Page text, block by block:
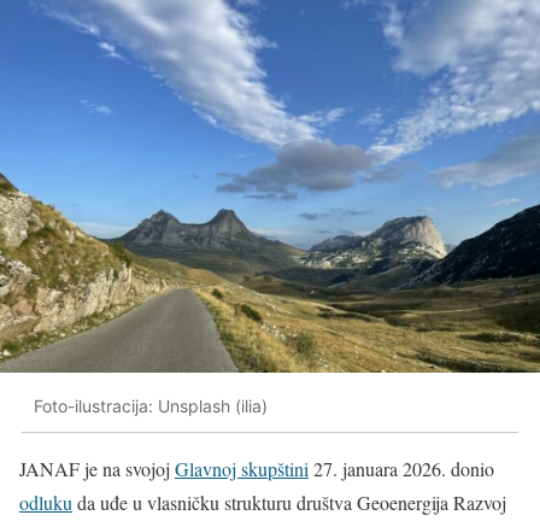
Foto-ilustracija: Unsplash (ilia)
JANAF je na svojoj Glavnoj skupštini 27. januara 2026. donio
odluku da uđe u vlasničku strukturu društva Geoenergija Razvoj